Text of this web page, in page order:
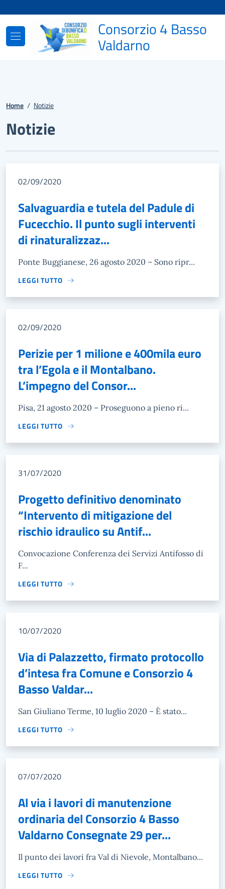
Consorzio 4 Basso
Valdarno
Notizie
Home / Notizie
Notizie
02/09/2020
Salvaguardia e tutela del Padule di
Fucecchio. Il punto sugli interventi
di rinaturalizzaz...
Ponte Buggianese, 26 agosto 2020 – Sono ripr...
LEGGI TUTTO
02/09/2020
Perizie per 1 milione e 400mila euro
tra l’Egola e il Montalbano.
L’impegno del Consor...
Pisa, 21 agosto 2020 – Proseguono a pieno ri...
LEGGI TUTTO
31/07/2020
Progetto definitivo denominato
“Intervento di mitigazione del
rischio idraulico su Antif...
Convocazione Conferenza dei Servizi Antifosso di
F...
LEGGI TUTTO
10/07/2020
Via di Palazzetto, firmato protocollo
d’intesa fra Comune e Consorzio 4
Basso Valdar...
San Giuliano Terme, 10 luglio 2020 – È stato...
LEGGI TUTTO
07/07/2020
Al via i lavori di manutenzione
ordinaria del Consorzio 4 Basso
Valdarno Consegnate 29 per...
Il punto dei lavori fra Val di Nievole, Montalbano...
LEGGI TUTTO